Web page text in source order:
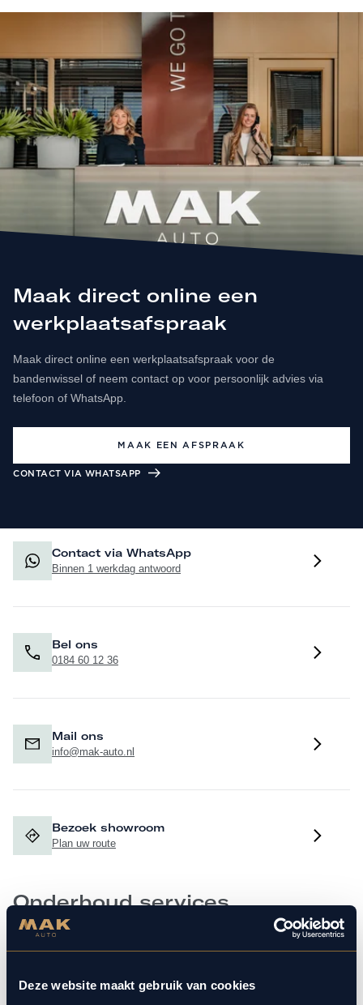
Deze website maakt gebruik van cookies
Maak direct online een
werkplaatsafspraak
Maak direct online een werkplaatsafspraak voor de
bandenwissel of neem contact op voor persoonlijk advies via
telefoon of WhatsApp.
MAAK EEN AFSPRAAK
CONTACT VIA WHATSAPP
Contact via WhatsApp
Binnen 1 werkdag antwoord
Bel ons
0184 60 12 36
Mail ons
info@mak-auto.nl
Bezoek showroom
Plan uw route
Onderhoud services